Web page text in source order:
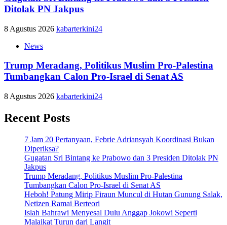
Ditolak PN Jakpus
8 Agustus 2026 kabarterkini24
News
Trump Meradang, Politikus Muslim Pro-Palestina
Tumbangkan Calon Pro-Israel di Senat AS
8 Agustus 2026 kabarterkini24
Recent Posts
7 Jam 20 Pertanyaan, Febrie Adriansyah Koordinasi Bukan
Diperiksa?
Gugatan Sri Bintang ke Prabowo dan 3 Presiden Ditolak PN
Jakpus
Trump Meradang, Politikus Muslim Pro-Palestina
Tumbangkan Calon Pro-Israel di Senat AS
Heboh! Patung Mirip Firaun Muncul di Hutan Gunung Salak,
Netizen Ramai Berteori
Islah Bahrawi Menyesal Dulu Anggap Jokowi Seperti
Malaikat Turun dari Langit